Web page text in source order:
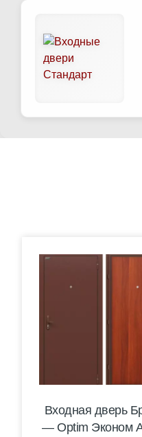
Входная дверь
— Optim Эконом